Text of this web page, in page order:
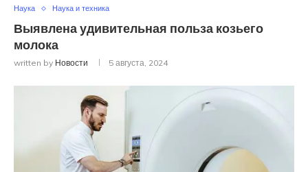
Наука Наука и техника
Выявлена удивительная польза козьего
молока
written by Новости 5 августа, 2024